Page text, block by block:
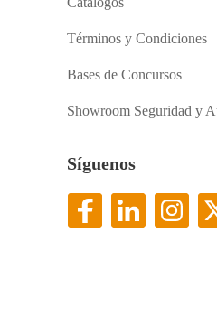
Términos y Condiciones
Bases de Concursos
Showroom Seguridad y
Síguenos